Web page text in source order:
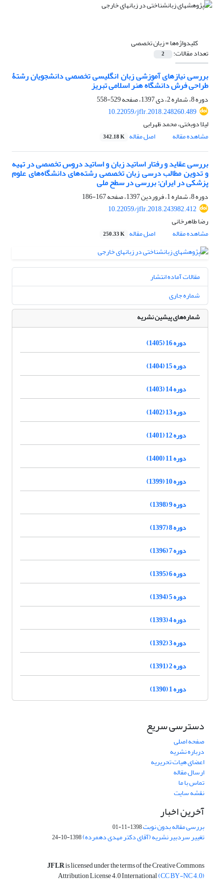
کلیدواژه‌ها =زبان تخصصی
تعداد مقالات: 2
بررسی نیازهای آموزشی زبان انگلیسی تخصصی دانشجویان رشتۀ
طراحی فرش دانشگاه هنر اسلامی تبریز
دوره 8، شماره 2، دی 1397، صفحه
529-558
10.22059/jflr.2018.248260.489
لیلا دوبختی، محمد ظهرابی
مشاهده مقاله
اصل مقاله 342.18 K
بررسی عقاید و رفتار اساتید زبان و اساتید دروس تخصصی در تهیه
و تدوین مطالب درسی زبان تخصصی رشته‌های دانشگاه‌های علوم
پزشکی در ایران: بررسی در سطح ملی
دوره 8، شماره 1، فروردین 1397، صفحه
167-186
10.22059/jflr.2018.243982.412
رضا طاهرخانی
مشاهده مقاله
اصل مقاله 250.33 K
مقالات آماده انتشار
شماره جاری
شماره‌های پیشین نشریه
دوره 16 (1405)
دوره 15 (1404)
دوره 14 (1403)
دوره 13 (1402)
دوره 12 (1401)
دوره 11 (1400)
دوره 10 (1399)
دوره 9 (1398)
دوره 8 (1397)
دوره 7 (1396)
دوره 6 (1395)
دوره 5 (1394)
دوره 4 (1393)
دوره 3 (1392)
دوره 2 (1391)
دوره 1 (1390)
دسترسی سریع
صفحه اصلی
درباره نشریه
اعضای هیات تحریریه
ارسال مقاله
تماس با ما
نقشه سایت
آخرین اخبار
بررسی مقاله بدون نوبت1398-11-01
تغییر سردبیر نشریه (آقای دکتر مهدی دهمرده)1398-10-24
JFLRis licensed under the terms of the Creative Commons
Attribution License 4.0 International(CC BY-NC 4.0)